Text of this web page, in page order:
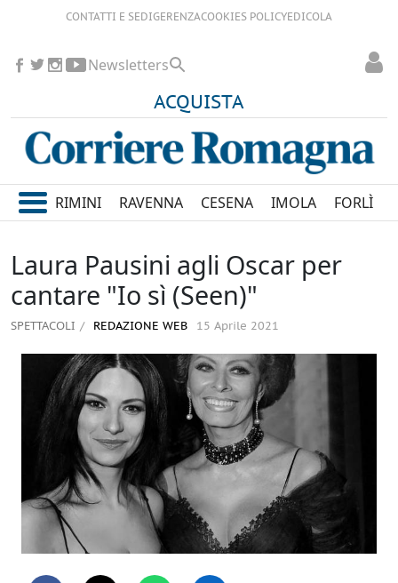
CONTATTI E SEDIGERENZACOOKIES POLICYEDICOLA
ACQUISTA
Newsletters
RIMINI RAVENNA CESENA IMOLA FORLÌ
Laura Pausini agli Oscar per
cantare "Io sì (Seen)"
SPETTACOLI REDAZIONE WEB 15 Aprile 2021